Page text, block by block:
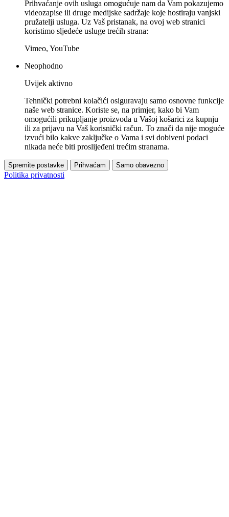
Prihvaćanje ovih usluga omogućuje nam da Vam pokazujemo
videozapise ili druge medijske sadržaje koje hostiraju vanjski
pružatelji usluga. Uz Vaš pristanak, na ovoj web stranici
koristimo sljedeće usluge trećih strana:
Vimeo, YouTube
Neophodno
Uvijek aktivno
Tehnički potrebni kolačići osiguravaju samo osnovne funkcije
naše web stranice. Koriste se, na primjer, kako bi Vam
omogućili prikupljanje proizvoda u Vašoj košarici za kupnju
ili za prijavu na Vaš korisnički račun. To znači da nije moguće
izvući bilo kakve zaključke o Vama i svi dobiveni podaci
nikada neće biti proslijeđeni trećim stranama.
Spremite postavke Prihvaćam Samo obavezno
Politika privatnosti